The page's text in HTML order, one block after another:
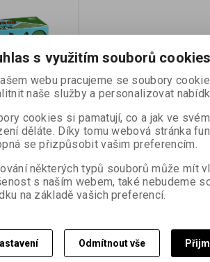
120 - 6x9
14741
ortochromatický
ISO 400/27° Z
případných skvrn
se
vypraný
smáčedla
dvojnásobnou
jiných druhů
lt nejlépe
s využitím souborů cookies
webu pracujeme se soubory
naše služby a personalizovat
cookies si pamatují, co a jak ve
děláte. Díky tomu webová stránka
se přizpůsobit vašim preferencím.
některých typů souborů může mít
s naším webem, také nebudeme
na základě vašich preferencí.
Odmítnout vše